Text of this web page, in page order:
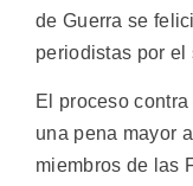
de Guerra se
periodistas por el
El proceso
una pena mayor
miembros de las